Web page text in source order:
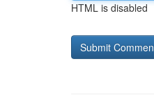
HTML is disabled